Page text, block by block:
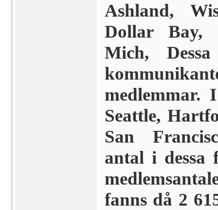
Ashland,
Dollar Bay,
Mich,
medlemmar.
Seattle,
San
antal i dessa
fanns då 2